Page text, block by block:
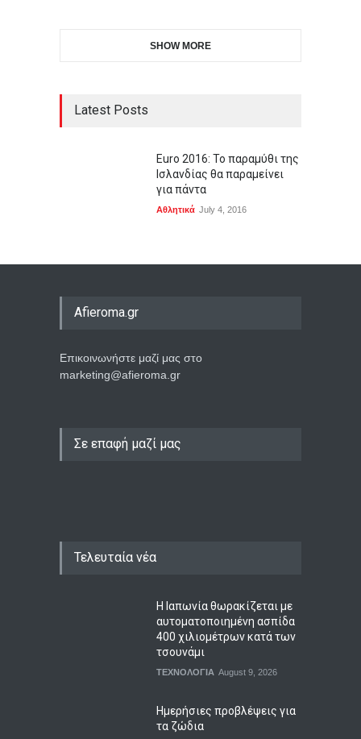
SHOW MORE
Latest Posts
Euro 2016: Το παραμύθι της
Ισλανδίας θα παραμείνει
για πάντα
Αθλητικά July 4, 2016
Afieroma.gr
Επικοινωνήστε μαζί μας στο
marketing@afieroma.gr
Σε επαφή μαζί μας
Τελευταία νέα
Η Ιαπωνία θωρακίζεται με
αυτοματοποιημένη ασπίδα
400 χιλιομέτρων κατά των
τσουνάμι
ΤΕΧΝΟΛΟΓΙΑ August 9, 2026
Ημερήσιες προβλέψεις για
τα ζώδια